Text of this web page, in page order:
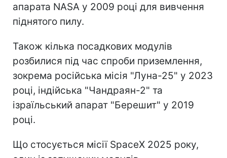
апарата NASA у 2009 році для вивчення
піднятого пилу.
Також кілька посадкових модулів
розбилися під час спроби приземлення,
зокрема російська місія "Луна-25" у 2023
році, індійська "Чандраян-2" та
ізраїльський апарат "Берешит" у 2019
році.
Що стосується місії SpaceX 2025 року,